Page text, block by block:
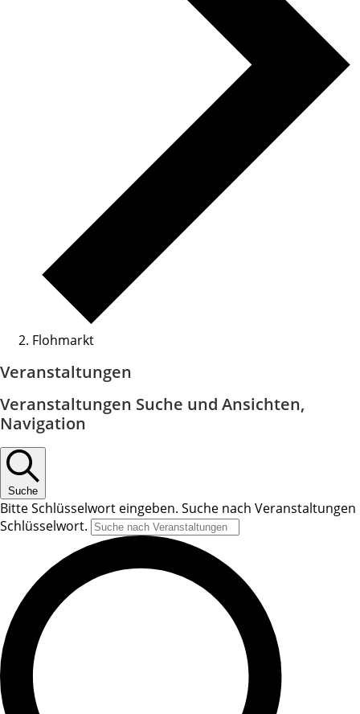
Flohmarkt
Veranstaltungen
Veranstaltungen Suche und Ansichten,
Navigation
Suche
Bitte Schlüsselwort eingeben. Suche nach Veranstaltungen
Schlüsselwort.